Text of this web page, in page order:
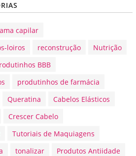
capilar
loiros
reconstrução
Nutrição
BBB
produtinhos de farmácia
Queratina
Cabelos Elásticos
Crescer Cabelo
Tutoriais de Maquiagens
tonalizar
Produtos Antiidade